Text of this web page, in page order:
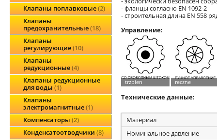
Клапаны поплавковые 2
Клапаны
предохранительные 18
Клапаны
регулирующие 10
Клапаны
редукционные 4
Клапаны редукционные
для воды 1
Клапаны
электромагнитные 1
Компенсаторы 2
Конденсатоотводчики 8
- фланцы согласно EN 1092-2
- строительная длина EN 558
Управление:
Технические данные:
Материал
Номинальное давление